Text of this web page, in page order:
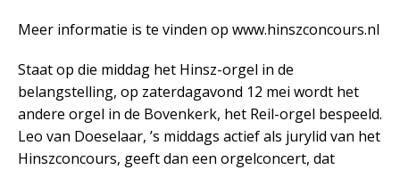
Meer informatie is te vinden op www.hinszconcours.nl
Staat op die middag het Hinsz-orgel in de
belangstelling, op zaterdagavond 12 mei wordt het
andere orgel in de Bovenkerk, het Reil-orgel bespeeld.
Leo van Doeselaar, ’s middags actief als jurylid van het
Hinszconcours, geeft dan een orgelconcert, dat